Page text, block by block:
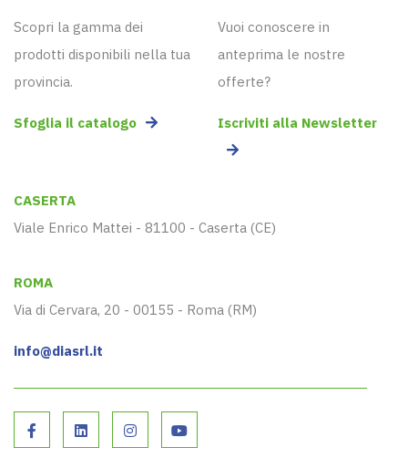
Scopri la gamma dei
prodotti disponibili nella tua
provincia.
Sfoglia il catalogo
Vuoi conoscere in
anteprima le nostre
offerte?
Iscriviti alla Newsletter
CASERTA
Viale Enrico Mattei - 81100 - Caserta (CE)
ROMA
Via di Cervara, 20 - 00155 - Roma (RM)
info@diasrl.it